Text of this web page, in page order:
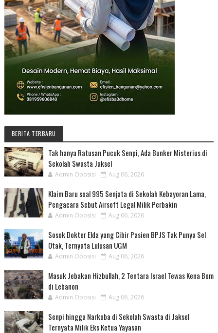
BERITA TERBARU
Tak hanya Ratusan Pucuk Senpi, Ada Bunker Misterius di
Sekolah Swasta Jaksel
Admin Oposisi Aug 06, 2026
Klaim Baru soal 995 Senjata di Sekolah Kebayoran Lama,
Pengacara Sebut Airsoft Legal Milik Perbakin
Admin Oposisi Aug 06, 2026
Sosok Dokter Elda yang Cibir Pasien BPJS Tak Punya Sel
Otak, Ternyata Lulusan UGM
Admin Oposisi Aug 06, 2026
Masuk Jebakan Hizbullah, 2 Tentara Israel Tewas Kena Bom
di Lebanon
Admin Oposisi Aug 06, 2026
Senpi hingga Narkoba di Sekolah Swasta di Jaksel
Ternyata Milik Eks Ketua Yayasan